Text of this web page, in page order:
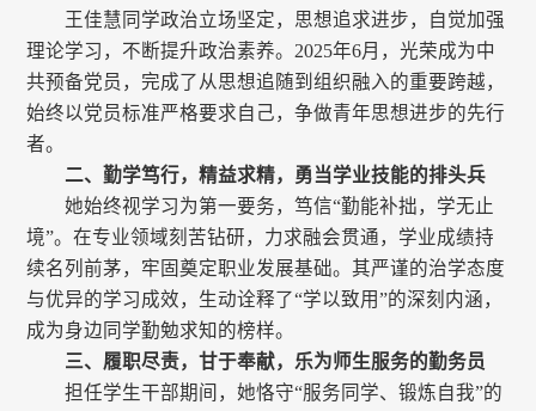
王佳慧同学政治立场坚定，思想追求进步，自觉加强
理论学习，不断提升政治素养。2025年6月，光荣成为中
共预备党员，完成了从思想追随到组织融入的重要跨越，
始终以党员标准严格要求自己，争做青年思想进步的先行
者。
二、勤学笃行，精益求精，勇当学业技能的排头兵
她始终视学习为第一要务，笃信“勤能补拙，学无止
境”。在专业领域刻苦钻研，力求融会贯通，学业成绩持
续名列前茅，牢固奠定职业发展基础。其严谨的治学态度
与优异的学习成效，生动诠释了“学以致用”的深刻内涵，
成为身边同学勤勉求知的榜样。
三、履职尽责，甘于奉献，乐为师生服务的勤务员
担任学生干部期间，她恪守“服务同学、锻炼自我”的